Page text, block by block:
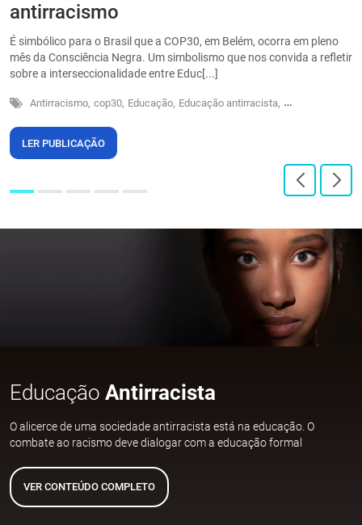
antirracismo
É simbólico para o Brasil que a COP30, em Belém, ocorra em pleno
mês da Consciência Negra. Um simbolismo que nos convida a refletir
sobre a interseccionalidade entre Educ[...]
Antirracismo, cop30, Educação, Educação antirracista, Sustentabilidade
LER PUBLICAÇÃO
Educação Antirracista
O alicerce de uma sociedade antirracista está na educação. O
combate ao racismo deve dialogar com a educação formal
VER CONTEÚDO COMPLETO